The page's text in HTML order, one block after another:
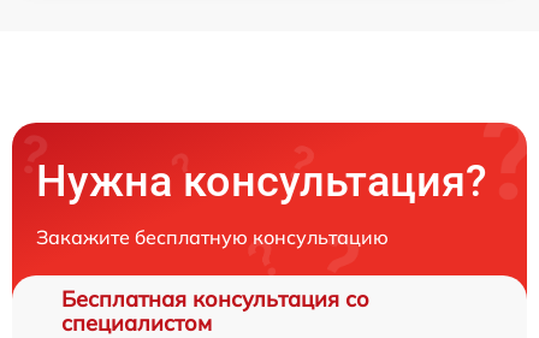
Нужна консультация?
Закажите бесплатную консультацию
Бесплатная консультация со
специалистом